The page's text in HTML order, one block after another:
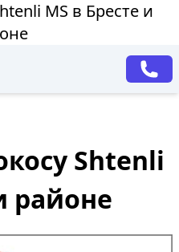
MS в Бресте и
Shtenli
районе